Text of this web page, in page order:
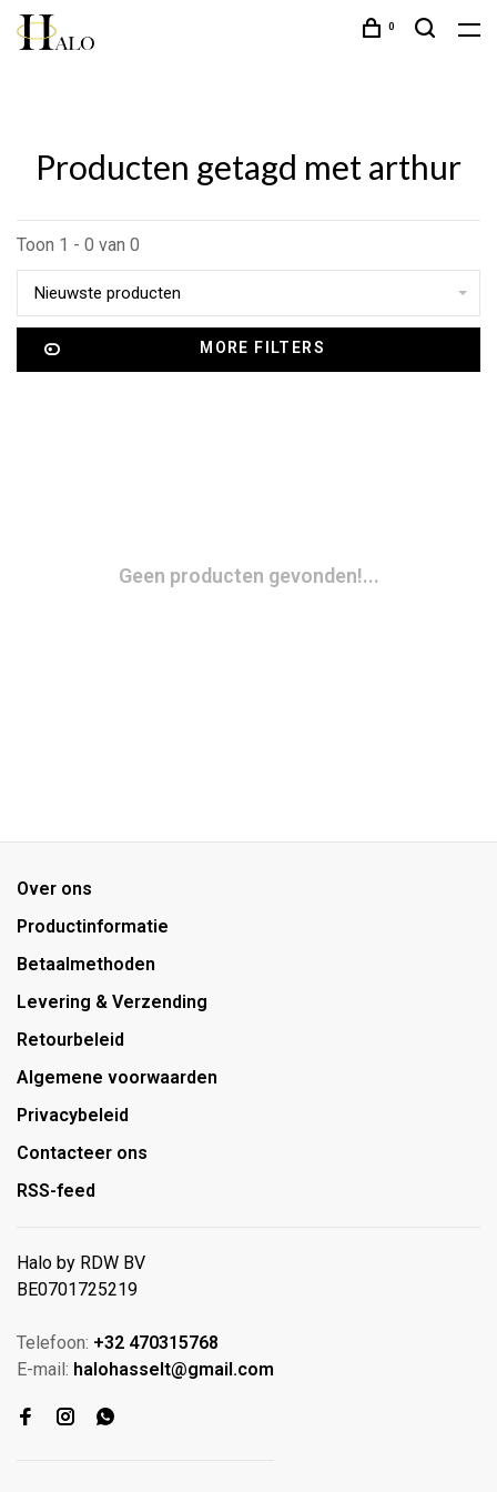
0
Producten getagd met arthur
Toon 1 - 0 van 0
Nieuwste producten
MORE FILTERS
Geen producten gevonden!...
Over ons
Productinformatie
Betaalmethoden
Levering & Verzending
Retourbeleid
Algemene voorwaarden
Privacybeleid
Contacteer ons
RSS-feed
Halo by RDW BV
BE0701725219
Telefoon: +32 470315768
E-mail: halohasselt@gmail.com